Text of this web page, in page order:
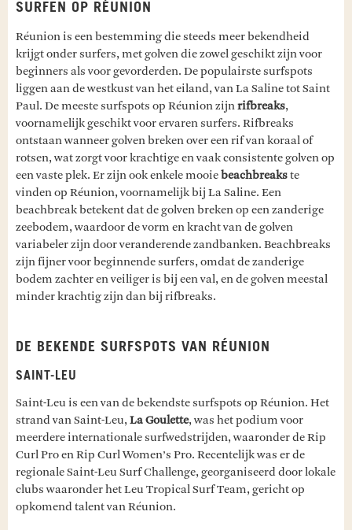
SURFEN OP RÉUNION
Réunion is een bestemming die steeds meer bekendheid
krijgt onder surfers, met golven die zowel geschikt zijn voor
beginners als voor gevorderden. De populairste surfspots
liggen aan de westkust van het eiland, van La Saline tot Saint
Paul. De meeste surfspots op Réunion zijnrifbreaks,
voornamelijk geschikt voor ervaren surfers. Rifbreaks
ontstaan wanneer golven breken over een rif van koraal of
rotsen, wat zorgt voor krachtige en vaak consistente golven op
een vaste plek. Er zijn ook enkele mooiebeachbreakste
vinden op Réunion, voornamelijk bij La Saline. Een
beachbreak betekent dat de golven breken op een zanderige
zeebodem, waardoor de vorm en kracht van de golven
variabeler zijn door veranderende zandbanken. Beachbreaks
zijn fijner voor beginnende surfers, omdat de zanderige
bodem zachter en veiliger is bij een val, en de golven meestal
minder krachtig zijn dan bij rifbreaks.
DE BEKENDE SURFSPOTS VAN RÉUNION
SAINT-LEU
Saint-Leu is een van de bekendste surfspots op Réunion. Het
strand van Saint-Leu, La Goulette, was het podium voor
meerdere internationale surfwedstrijden, waaronder de Rip
Curl Pro en Rip Curl Women’s Pro. Recentelijk was er de
regionale Saint-Leu Surf Challenge, georganiseerd door lokale
clubs waaronder het Leu Tropical Surf Team, gericht op
opkomend talent van Réunion.